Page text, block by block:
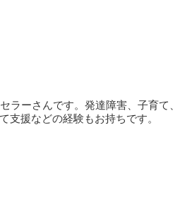
ラーさんです。発達障害、子育て、
援などの経験もお持ちです。